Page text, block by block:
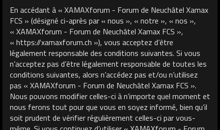
En accédant à « XAMAXforum - Forum de Neuchâtel Xamax
FCS » (désigné ci-après par « nous », « notre », « nos »,
« XAMAXforum - Forum de Neuchâtel Xamax FCS »,
« https://xamaxforum.ch »), vous acceptez d’être
légalement responsable des conditions suivantes. Si vous
n’acceptez pas d’être légalement responsable de toutes les
conditions suivantes, alors n’accédez pas et/ou n’utilisez
pas « XAMAXforum - Forum de Neuchâtel Xamax FCS ».
Nous pouvons modifier celles-ci à n’importe quel moment et
nous ferons tout pour que vous en soyez informé, bien qu’il
soit prudent de vérifier régulièrement celles-ci par vous-